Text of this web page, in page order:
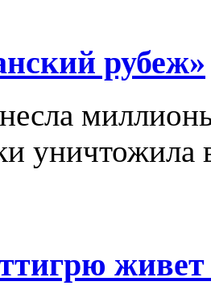
рубеж»
уничтожила